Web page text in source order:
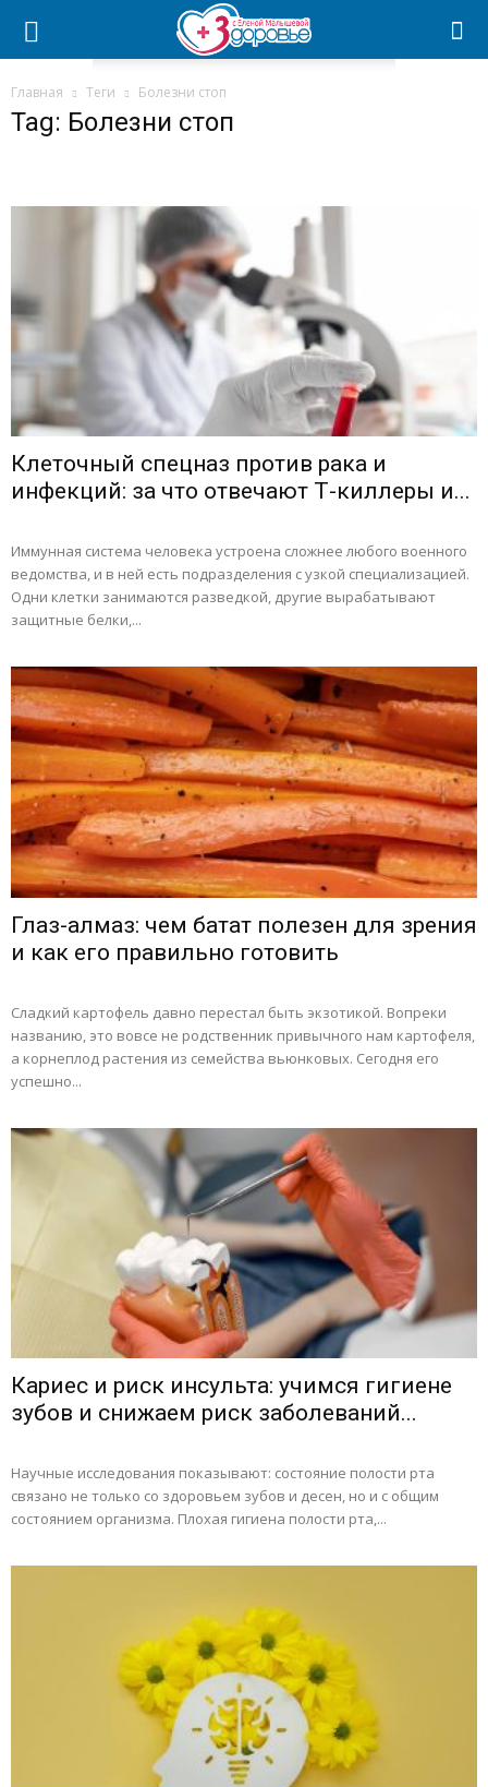
Главная Теги Болезни стоп
Tag: Болезни стоп
Клеточный спецназ против рака и
инфекций: за что отвечают Т-киллеры и...
Иммунная система человека устроена сложнее любого военного
ведомства, и в ней есть подразделения с узкой специализацией.
Одни клетки занимаются разведкой, другие вырабатывают
защитные белки,...
Глаз-алмаз: чем батат полезен для зрения
и как его правильно готовить
Сладкий картофель давно перестал быть экзотикой. Вопреки
названию, это вовсе не родственник привычного нам картофеля,
а корнеплод растения из семейства вьюнковых. Сегодня его
успешно...
Кариес и риск инсульта: учимся гигиене
зубов и снижаем риск заболеваний...
Научные исследования показывают: состояние полости рта
связано не только со здоровьем зубов и десен, но и с общим
состоянием организма. Плохая гигиена полости рта,...